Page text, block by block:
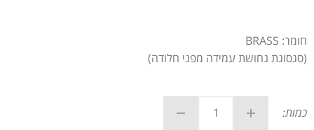
חומר: BRASS
(סגסוגת נחושת עמידה מפני חלודה)
כמות: